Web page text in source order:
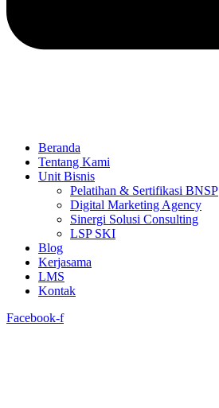
Beranda
Tentang Kami
Unit Bisnis
Pelatihan & Sertifikasi BNSP
Digital Marketing Agency
Sinergi Solusi Consulting
LSP SKI
Blog
Kerjasama
LMS
Kontak
Facebook-f